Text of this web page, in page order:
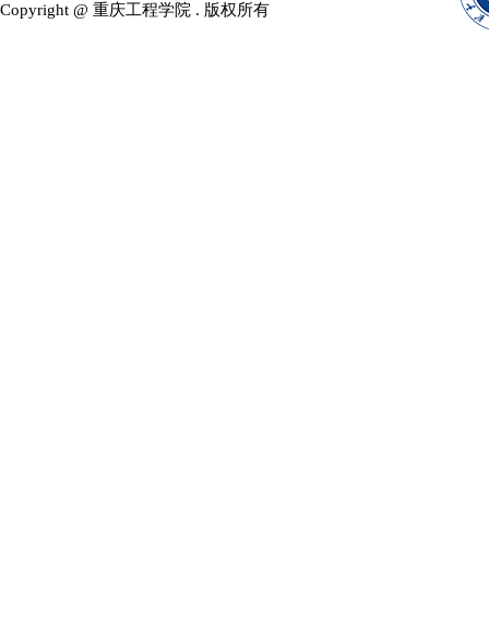
Copyright @ 重庆工程学院 . 版权所有